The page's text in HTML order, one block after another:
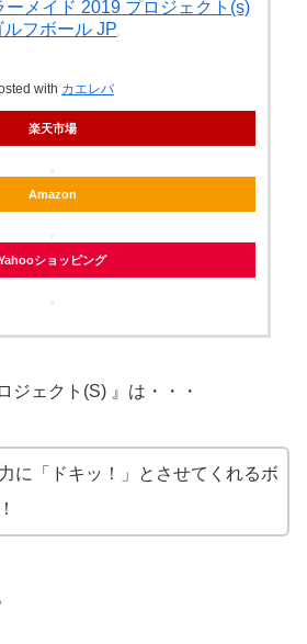
ーメイド 2019 プロジェクト(s)
ルフボール JP
with カエレバ
楽天市場
Amazon
ショッピング
ジェクト(S) 』は・・・
に「ドキッ！」とさせてくれるボ